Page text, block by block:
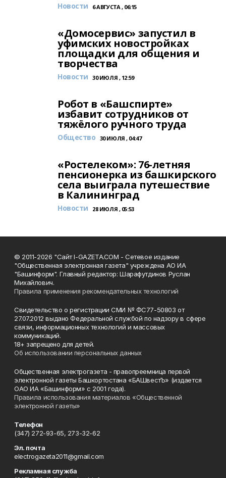
Новости 6 АВГУСТА , 06:15
«Домосервис» запустил в
уфимских новостройках
площадки для общения и
творчества
Новости 30 ИЮЛЯ , 12:59
Робот в «Башспирте»
избавит сотрудников от
тяжёлого ручного труда
Общество 30 ИЮЛЯ , 04:47
«Ростелеком»: 76-летняя
пенсионерка из башкирского
села выиграла путешествие
в Калининград
Новости 28 ИЮЛЯ , 05:53
© 2011-2026 "Сайт I-GAZETA.COM - Сетевое издание
"Общественная электронная газета" учреждена АО ИА
"Башинформ". Главный редактор: Шарафутдинов Руслан
Михайлович.
Правила применения рекомендательных технологий
Свидетельство о регистрации СМИ № ФС77-50803 от
27.07.2012 выдано Федеральной службой по надзору в сфере
связи, информационных технологий и массовых
коммуникаций.
18+ запрещено для детей.
Об использовании персональных данных
Общественная электрогазета - правопреемница первой
электронной газеты Башкортостана «БАШвестЪ» (издается
ОАО ИА «Башинформ» с 2001 года).
Правила использования материалов «Общественной
электронной газеты»
Телефон
(347) 272-93-65, 273-32-62
Эл. почта
electrogazeta2011@gmail.com
Рекламная служба